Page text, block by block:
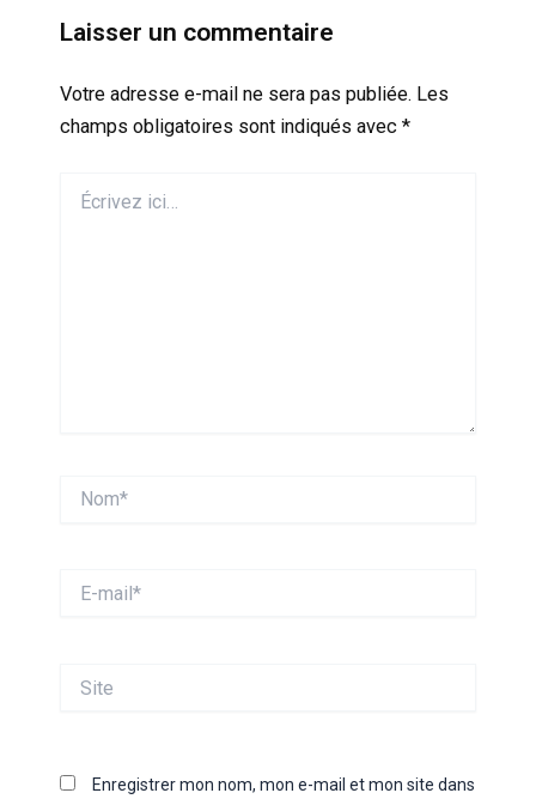
Laisser un commentaire
Votre adresse e-mail ne sera pas publiée. Les
champs obligatoires sont indiqués avec *
ici…
mail*
Enregistrer mon nom, mon e-mail et mon site dans